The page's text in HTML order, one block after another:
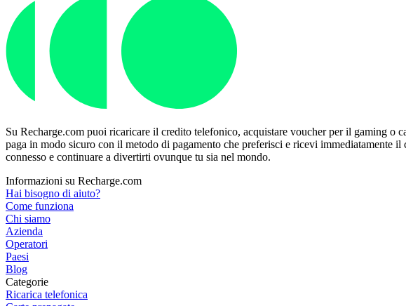
Su Recharge.com puoi ricaricare il credito telefonico, acquistare voucher per il gaming o
paga in modo sicuro con il metodo di pagamento che preferisci e ricevi immediatamente
connesso e continuare a divertirti ovunque tu sia nel mondo.
Informazioni su Recharge.com
Hai bisogno di aiuto?
Come funziona
Chi siamo
Azienda
Operatori
Paesi
Blog
Categorie
Ricarica telefonica